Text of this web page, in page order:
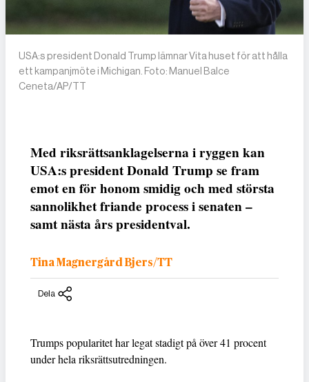
USA:s president Donald Trump lämnar Vita huset för att hålla
ett kampanjmöte i Michigan. Foto: Manuel Balce
Ceneta/AP/TT
Med riksrättsanklagelserna i ryggen kan
USA:s president Donald Trump se fram
emot en för honom smidig och med största
sannolikhet friande process i senaten –
samt nästa års presidentval.
Tina Magnergård Bjers/TT
Dela
Trumps popularitet har legat stadigt på över 41 procent
under hela riksrättsutredningen.